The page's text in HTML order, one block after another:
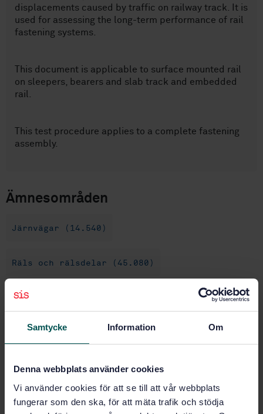
Samtycke Information Om
Denna webbplats använder cookies
Vi använder cookies för att se till att vår webbplats
fungerar som den ska, för att mäta trafik och stödja
displacements caused by traffic on railway track. It is
used for assessing the long-term performance of rail
fastening systems.
This document is applicable to surface mounted rail
on sleepers, bearers and slab track and embedded
rail.
This test procedure applies to a complete fastening
assembly.
Ämnesområden
Järnvägar (14.540)
Räls och rälsdelar (45.080)
Järnvägar - Infrastruktur - Befästningssystem - Del 4:
Provningsmetoder för upprepad belastning (ISO
22074-4:2022, IDT)